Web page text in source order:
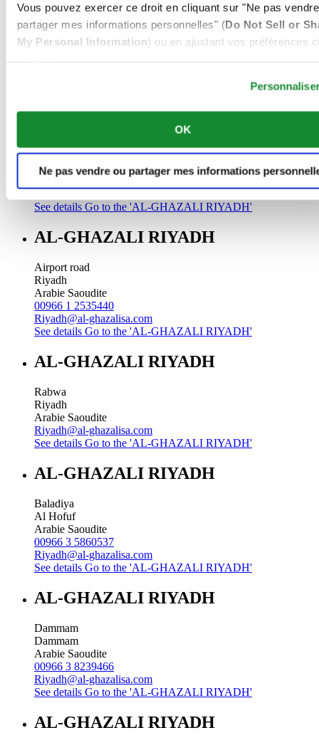
Vous pouvez exercer ce droit en cliquant sur "Ne pas
partager mes informations personnelles" (Do Not Sell or
My Personal Information) ou en ajustant vos préférences
OK
Ne pas vendre ou partager mes informations
Olaya
Riyadh
Arabie Saoudite
Go to the 'AL-GHAZALI RIYADH'
AL-GHAZALI RIYADH
Riyadh
Arabie Saoudite
See details Go to the 'AL-GHAZALI RIYADH'
AL-GHAZALI RIYADH
Airport road
Riyadh
Arabie Saoudite
00966 1 2535440
Riyadh@al-ghazalisa.com
See details Go to the 'AL-GHAZALI RIYADH'
AL-GHAZALI RIYADH
Rabwa
Riyadh
Arabie Saoudite
Riyadh@al-ghazalisa.com
See details Go to the 'AL-GHAZALI RIYADH'
AL-GHAZALI RIYADH
Baladiya
Al Hofuf
Arabie Saoudite
00966 3 5860537
Riyadh@al-ghazalisa.com
See details Go to the 'AL-GHAZALI RIYADH'
AL-GHAZALI RIYADH
Dammam
Dammam
Arabie Saoudite
00966 3 8239466
Riyadh@al-ghazalisa.com
See details Go to the 'AL-GHAZALI RIYADH'
AL-GHAZALI RIYADH